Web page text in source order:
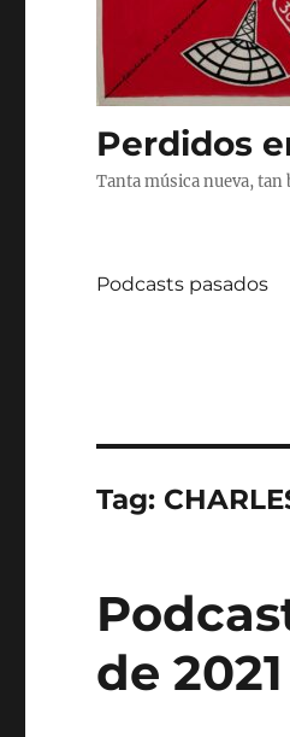
Perdidos
Tanta música nueva, tan
Podcasts pasados
Tag:
de 2021